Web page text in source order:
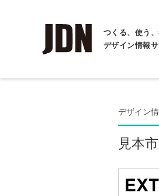
つくる、使う
デザイン情報サ
デザイン
見本